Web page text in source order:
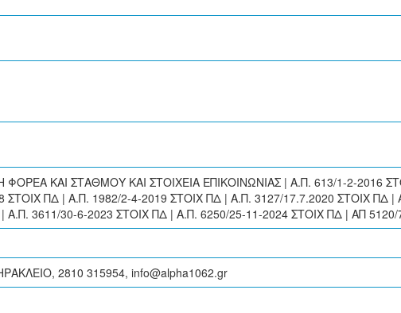
ΚΑΙ ΣΤΑΘΜΟΥ ΚΑΙ ΣΤΟΙΧΕΙΑ ΕΠΙΚΟΙΝΩΝΙΑΣ | Α.Π. 613/1-2-2016
ΣΤΟΙΧ ΠΔ | Α.Π. 1982/2-4-2019 ΣΤΟΙΧ ΠΔ | Α.Π. 3127/17.7.2020 ΣΤΟΙΧ ΠΔ |
Α.Π. 3611/30-6-2023 ΣΤΟΙΧ ΠΔ | Α.Π. 6250/25-11-2024 ΣΤΟΙΧ ΠΔ | ΑΠ
2810 315954, info@alpha1062.gr